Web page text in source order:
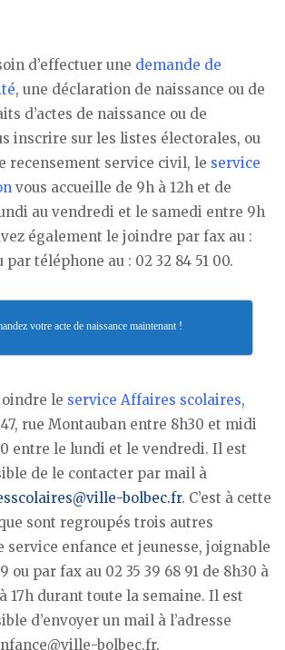
d’effectuer une demande de
, une déclaration de naissance ou de
d’actes de naissance ou de
inscrire sur les listes électorales, ou
recensement service civil, le service
vous accueille de 9h à 12h et de
au vendredi et le samedi entre 9h
également le joindre par fax au :
par téléphone au : 02 32 84 51 00.
votre acte de naissance maintenant !
le service Affaires scolaires,
rue Montauban entre 8h30 et midi
entre le lundi et le vendredi. Il est
de le contacter par mail à
bolbec.fr. C’est à cette
sont regroupés trois autres
service enfance et jeunesse, joignable
ou par fax au 02 35 39 68 91 de 8h30 à
17h durant toute la semaine. Il est
d’envoyer un mail à l’adresse
bolbec.fr.